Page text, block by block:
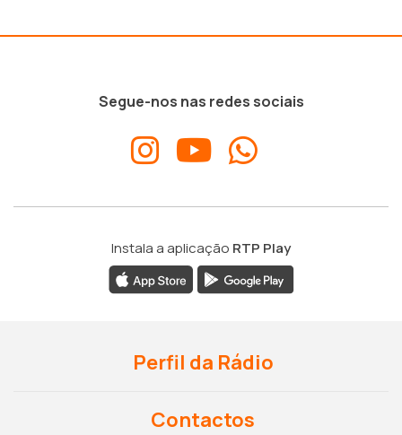
Segue-nos nas redes sociais
Instala a aplicação RTP Play
Perfil da Rádio
Contactos